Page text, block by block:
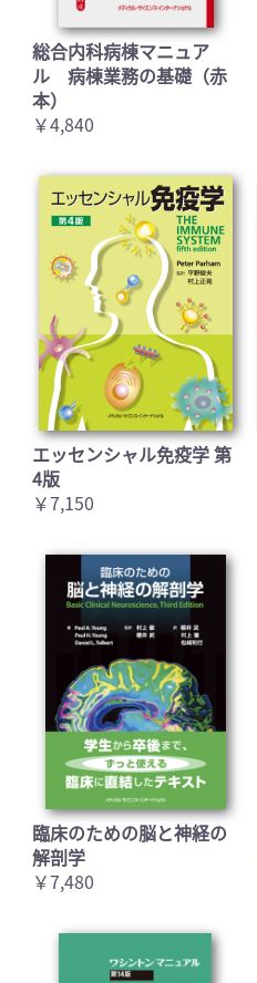
総合内科病棟マニュア
ル 病棟業務の基礎（赤
本）
￥4,840
エッセンシャル免疫学 第
4版
￥7,150
臨床のための脳と神経の
解剖学
￥7,480